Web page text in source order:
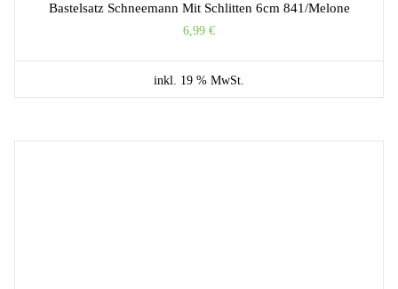
Bastelsatz Schneemann Mit Schlitten 6cm 841/Melone
6,99 €
inkl. 19 % MwSt.